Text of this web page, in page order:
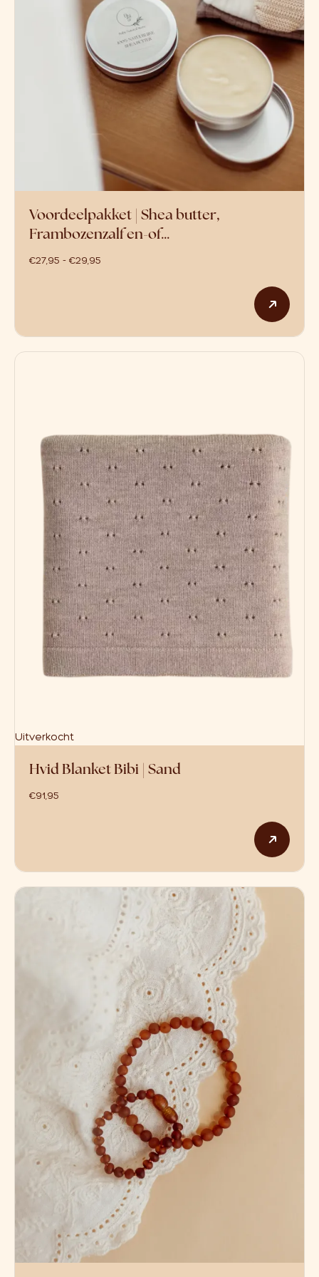
Voordeelpakket | Shea butter,
Frambozenzalf en-of…
€27,95 - €29,95
Dit
Uitverkocht
Hvid Blanket Bibi | Sand
€91,95